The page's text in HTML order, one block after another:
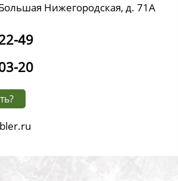
Нижегородская, д. 71А
49
20